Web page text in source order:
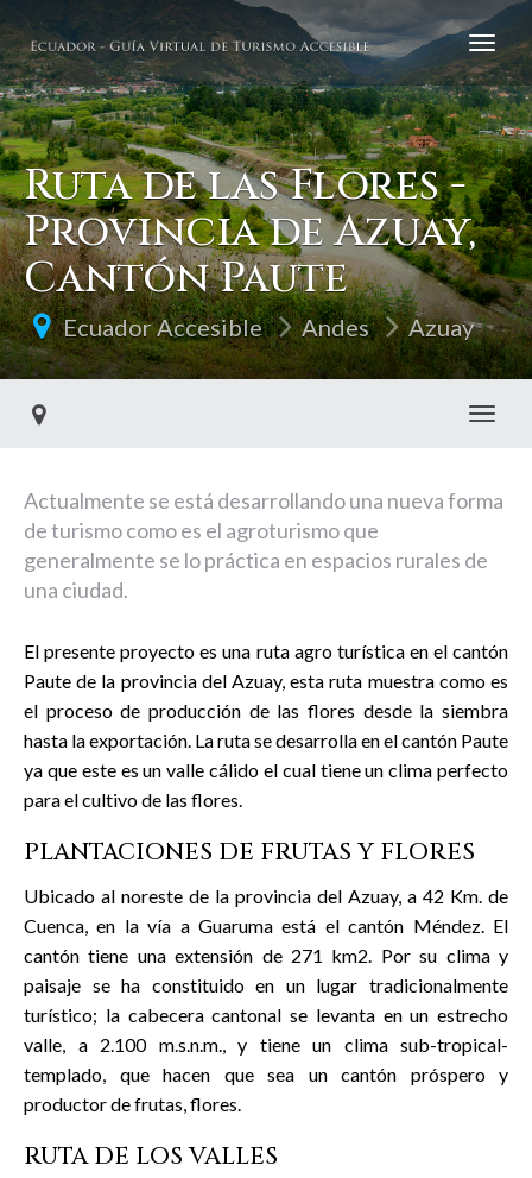
Ruta de las Flores -
Provincia de Azuay,
Cantón Paute
Ecuador Accesible Andes Azuay
Actualmente se está desarrollando una nueva forma
de turismo como es el agroturismo que
generalmente se lo práctica en espacios rurales de
una ciudad.
El presente proyecto es una ruta agro turística en el cantón
Paute de la provincia del Azuay, esta ruta muestra como es
el proceso de producción de las flores desde la siembra
hasta la exportación. La ruta se desarrolla en el cantón Paute
ya que este es un valle cálido el cual tiene un clima perfecto
para el cultivo de las flores.
PLANTACIONES DE FRUTAS Y FLORES
Ubicado al noreste de la provincia del Azuay, a 42 Km. de
Cuenca, en la vía a Guaruma está el cantón Méndez. El
cantón tiene una extensión de 271 km2. Por su clima y
paisaje se ha constituido en un lugar tradicionalmente
turístico; la cabecera cantonal se levanta en un estrecho
valle, a 2.100 m.s.n.m., y tiene un clima sub-tropical-
templado, que hacen que sea un cantón próspero y
productor de frutas, flores.
RUTA DE LOS VALLES